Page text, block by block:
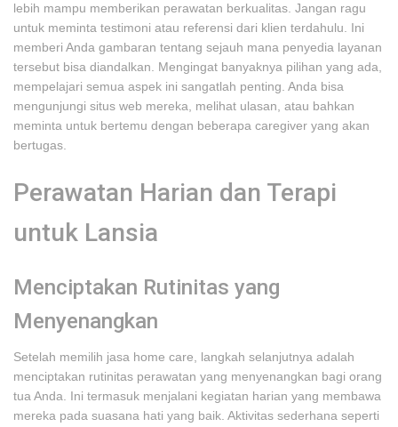
lebih mampu memberikan perawatan berkualitas. Jangan ragu
untuk meminta testimoni atau referensi dari klien terdahulu. Ini
memberi Anda gambaran tentang sejauh mana penyedia layanan
tersebut bisa diandalkan. Mengingat banyaknya pilihan yang ada,
mempelajari semua aspek ini sangatlah penting. Anda bisa
mengunjungi situs web mereka, melihat ulasan, atau bahkan
meminta untuk bertemu dengan beberapa caregiver yang akan
bertugas.
Perawatan Harian dan Terapi
untuk Lansia
Menciptakan Rutinitas yang
Menyenangkan
Setelah memilih jasa home care, langkah selanjutnya adalah
menciptakan rutinitas perawatan yang menyenangkan bagi orang
tua Anda. Ini termasuk menjalani kegiatan harian yang membawa
mereka pada suasana hati yang baik. Aktivitas sederhana seperti